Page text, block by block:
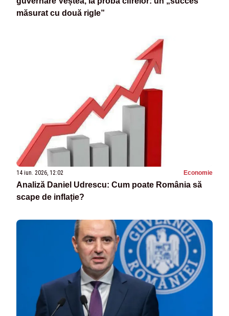
măsurat cu două rigle”
14 iun. 2026, 12:02 Economie
Analiză Daniel Udrescu: Cum poate România să
scape de inflație?